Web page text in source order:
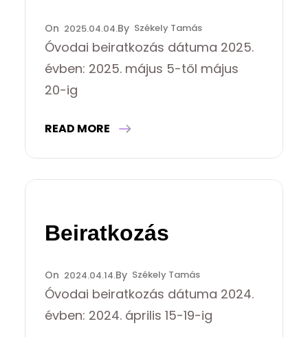
2025.04.04. Székely Tamás
Óvodai beiratkozás dátuma 2025.
évben: 2025. május 5-től május
20-ig
READ MORE
Beiratkozás
2024.04.14. Székely Tamás
Óvodai beiratkozás dátuma 2024.
évben: 2024. április 15-19-ig